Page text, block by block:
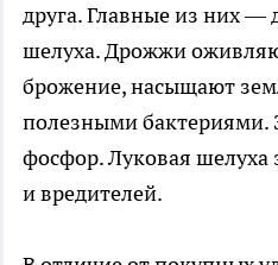
друга. Главные из них —
шелуха. Дрожжи
брожение, насыщают
полезными бактериями.
фосфор. Луковая
и вредителей.